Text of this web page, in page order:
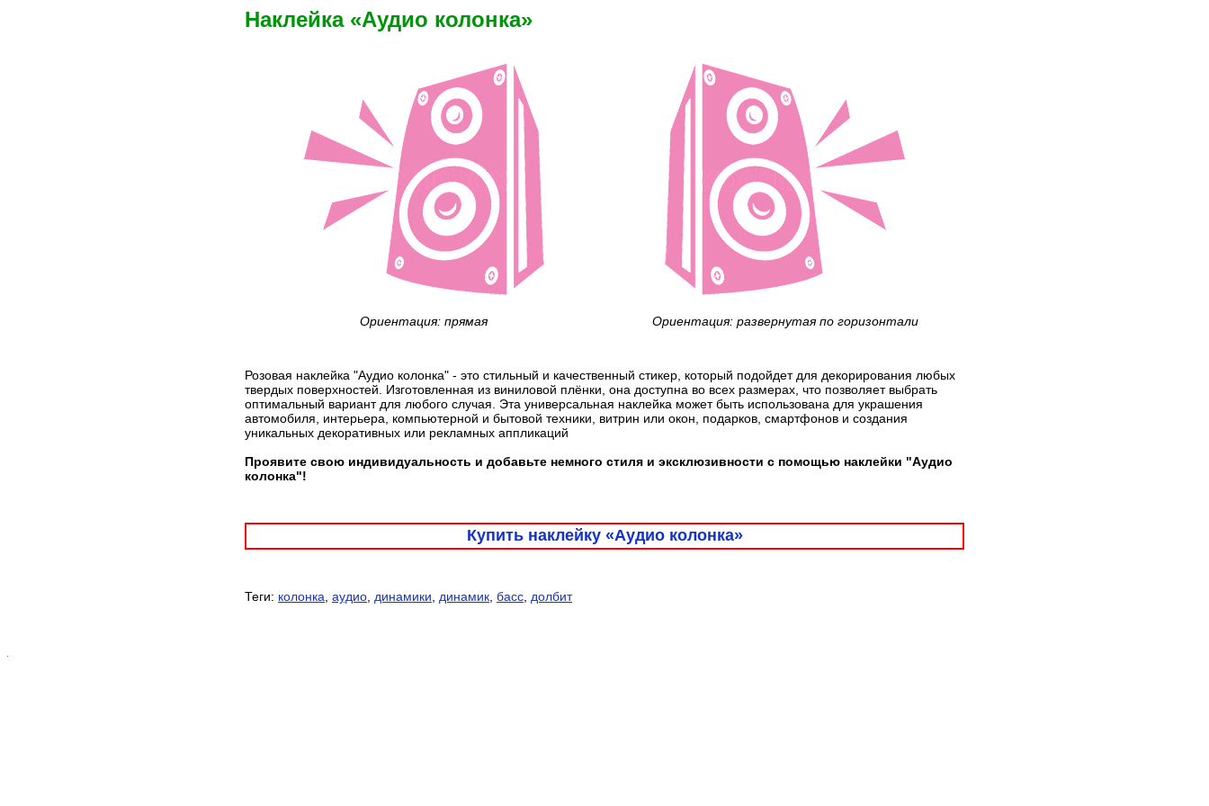
Наклейка «Аудио колонка»
Ориентация: прямая Ориентация: развернутая по горизонтали
Розовая наклейка "Аудио колонка" - это стильный и качественный стикер, который подойдет для декорирования любых
твердых поверхностей. Изготовленная из виниловой плёнки, она доступна во всех размерах, что позволяет выбрать
оптимальный вариант для любого случая. Эта универсальная наклейка может быть использована для украшения
автомобиля, интерьера, компьютерной и бытовой техники, витрин или окон, подарков, смартфонов и создания
уникальных декоративных или рекламных аппликаций
Проявите свою индивидуальность и добавьте немного стиля и эксклюзивности с помощью наклейки "Аудио
колонка"!
Купить наклейку «Аудио колонка»
Теги: колонка, аудио, динамики, динамик, басс, долбит